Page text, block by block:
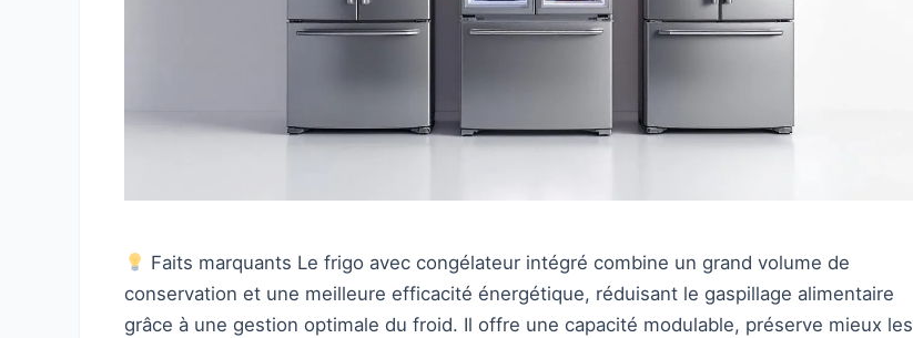
Faits marquants Le frigo avec congélateur intégré combine un grand volume de
conservation et une meilleure efficacité énergétique, réduisant le gaspillage alimentaire
grâce à une gestion optimale du froid. Il offre une capacité modulable, préserve mieux les